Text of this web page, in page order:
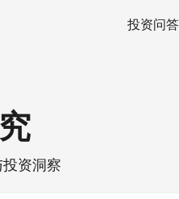
投资问答
资洞察